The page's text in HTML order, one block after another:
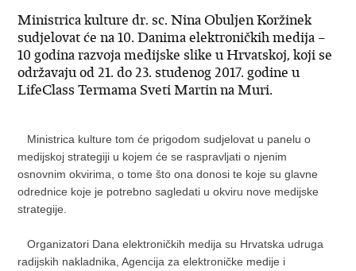
Ministrica kulture dr. sc. Nina Obuljen Koržinek
sudjelovat će na 10. Danima elektroničkih medija –
10 godina razvoja medijske slike u Hrvatskoj, koji se
održavaju od 21. do 23. studenog 2017. godine u
LifeClass Termama Sveti Martin na Muri.
Ministrica kulture tom će prigodom sudjelovat u panelu o
medijskoj strategiji u kojem će se raspravljati o njenim
osnovnim okvirima, o tome što ona donosi te koje su glavne
odrednice koje je potrebno sagledati u okviru nove medijske
strategije.
Organizatori Dana elektroničkih medija su Hrvatska udruga
radijskih nakladnika, Agencija za elektroničke medije i